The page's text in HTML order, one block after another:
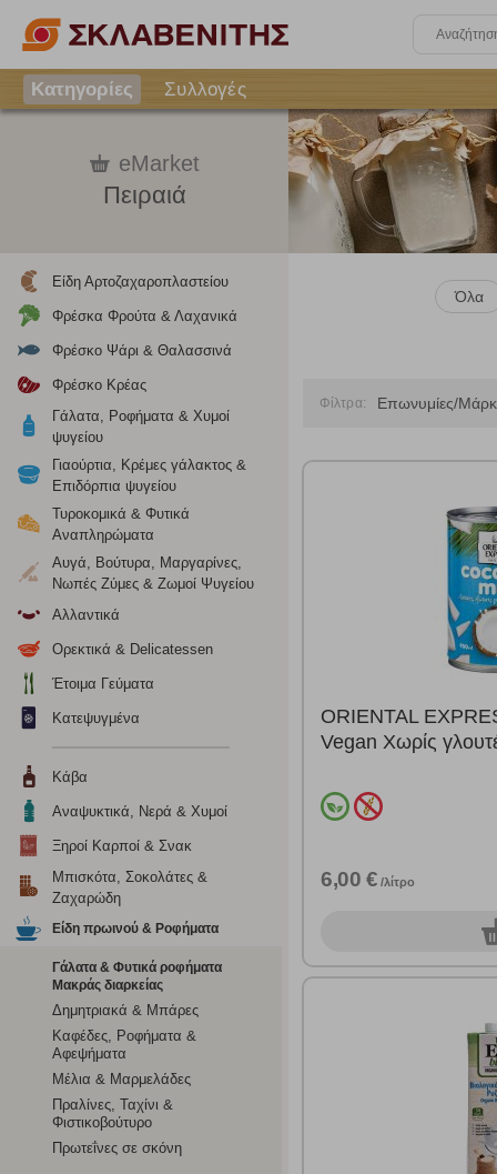
Κατηγορίες
Συλλογές
eMarket
Πειραιά
Είδη Αρτοζαχαροπλαστείου
Φρέσκα Φρούτα & Λαχανικά
Φρέσκο Ψάρι & Θαλασσινά
Φρέσκο Κρέας
Γάλατα, Ροφήματα & Χυμοί
ψυγείου
Γιαούρτια, Κρέμες γάλακτος &
Επιδόρπια ψυγείου
Τυροκομικά & Φυτικά
Αναπληρώματα
Αυγά, Βούτυρα, Μαργαρίνες,
Νωπές Ζύμες & Ζωμοί Ψυγείου
Αλλαντικά
Ορεκτικά & Delicatessen
Έτοιμα Γεύματα
Κατεψυγμένα
Κάβα
Αναψυκτικά, Νερά & Χυμοί
Ξηροί Καρποί & Σνακ
Μπισκότα, Σοκολάτες &
Ζαχαρώδη
Είδη πρωινού & Ροφήματα
Γάλατα & Φυτικά ροφήματα
Μακράς διαρκείας
Δημητριακά & Μπάρες
Καφέδες, Ροφήματα &
Αφεψήματα
Μέλια & Μαρμελάδες
Πραλίνες, Ταχίνι &
Φιστικοβούτυρο
Πρωτεΐνες σε σκόνη
Όλα
Φίλτρα: Επωνυμίες/
ORIENTAL
Vegan Χωρίς
6,00 € /λίτρο
0
Κατά την απλή περιήγηση ή/και χρήση του ιστότοπου
περιέχουν προσωποποιημένα χαρακτηριστικά που
υπολογιστή ή την ηλεκτρονική συσκευή σας, προσθέτοντας
σας. Η κατηγορία των απολύτως απαραίτητων cookies για την
σχετικό κουμπί επάνω δεξιά, αφού ενημερωθείτε σχετικά.
σας ή/και της χρήσης των υπηρεσιών μας.Δείτε περισσότερα
Λειτουργικά cookies
Τα λειτουργικά cookies επιτρέπουν την παροχή
οποίων τις υπηρεσίες έχουμε επιλέξει. Αν δεν
Cookies στόχευσης
Η συγκεκριμένη κατηγορία cookies ρυθμίζεται από
για τη δημιουργία ενός προφίλ των ενδιαφερόντων σας
το πρόγραμμα περιήγησης και τη συσκευή σας. Αν δεν